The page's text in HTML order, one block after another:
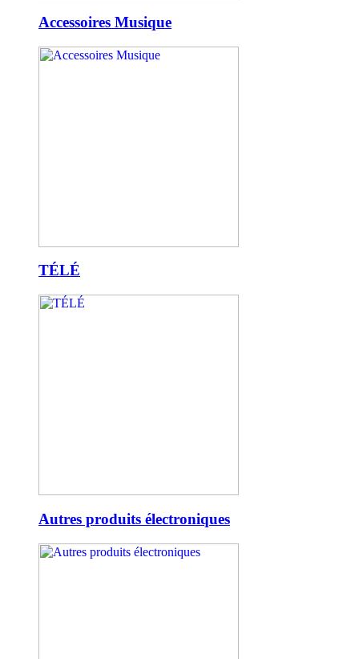
Accessoires Musique
TÉLÉ
Autres produits électroniques